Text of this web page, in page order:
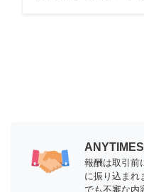
報酬は取引前
に振り込まれ
でも不審な内